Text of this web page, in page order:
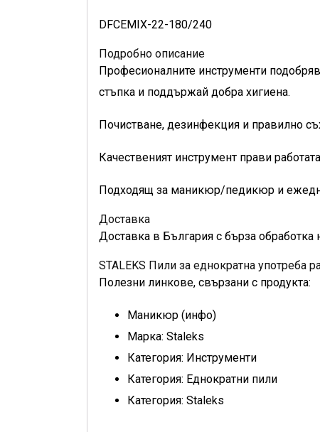
DFCEMIX-22-180/240
Подробно описание
Професионалните инструменти
стъпка и поддържай добра хигиена.
Почистване, дезинфекция и правилно
Качественият инструмент прави
Подходящ за маникюр/педикюр и
Доставка
Доставка в България с бърза обработка
STALEKS Пили за еднократна употреба
Полезни линкове, свързани с продукта:
Маникюр (инфо)
Марка: Staleks
Категория: Инструменти
Категория: Eднократни пили
Категория: Staleks